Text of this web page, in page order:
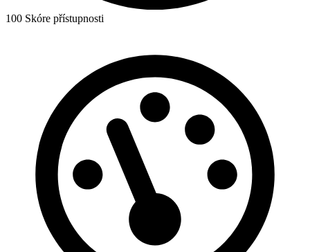
100 Skóre přístupnosti